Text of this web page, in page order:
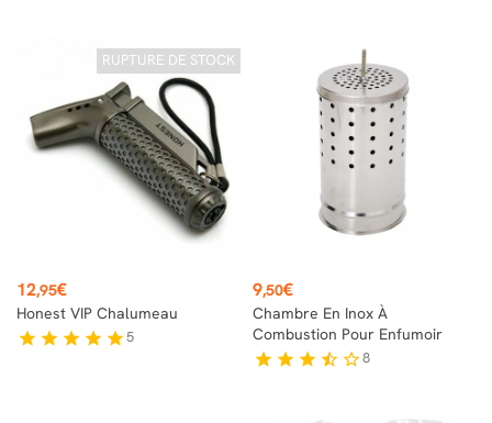
RUPTURE DE STOCK
Prix
12,95€
Honest VIP Chalumeau
star star star star star5
Prix
9,50€
Chambre En Inox À
Combustion Pour Enfumoir
star star star star_half star_border8